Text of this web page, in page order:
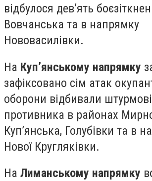
відбулося дев’ять
Вовчанська та в напрямку
Нововасилівки.
На Куп’янському напрямку
зафіксовано сім атак
оборони відбивали штурмові
противника в районах
Куп’янська, Голубівки та в
Нової Кругляківки.
На Лиманському напрямку